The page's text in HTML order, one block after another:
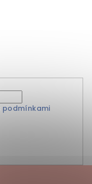
podmínkami